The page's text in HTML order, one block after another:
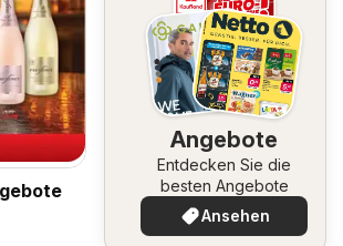
Angebote
Entdecken Sie die
besten Angebote
Ansehen